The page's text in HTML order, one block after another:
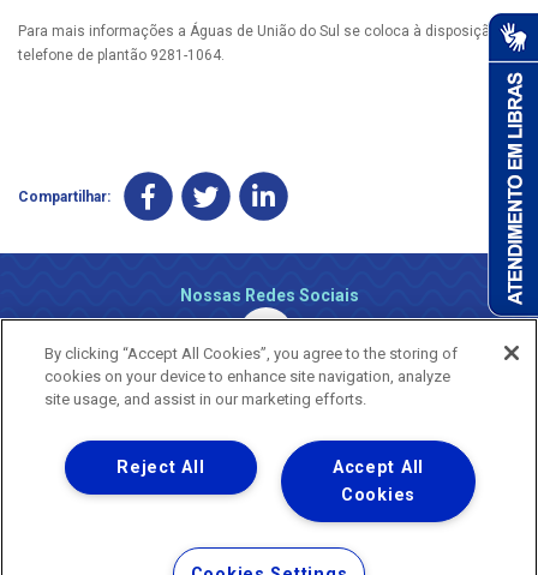
Para mais informações a Águas de União do Sul se coloca à disposição no
telefone de plantão 9281-1064.
Compartilhar:
Nossas Redes Sociais
Uma empresa
Copyright ® 2026 - Todos os Direitos Reservados.
Nossa natureza movimenta a vida
Termos Gerais de Uso de Sites e Aplicativos
By clicking “Accept All Cookies”, you agree to the storing of
cookies on your device to enhance site navigation, analyze
site usage, and assist in our marketing efforts.
Accept All
Cookies
Reject All